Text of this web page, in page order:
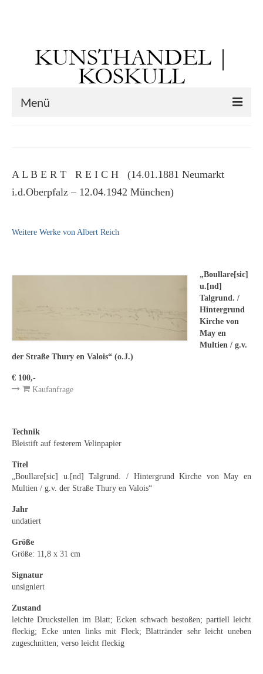
KUNSTHANDEL |
KOSKULL
Menü
Johann Georg Strobel
Ludwig Martin Wilberg
Weitere Künstler nach 1945
Kunst 1900-1945
Wilhelm von Hillern-Flinsch
Paul Segieth
Kunst nach 1945
Helmut Diekmann
A L B E R T R E I C H (14.01.1881 Neumarkt
i.d.Oberpfalz – 12.04.1942 München)
Weitere Werke von Albert Reich
„Boullare[sic]
u.[nd]
Talgrund. /
Hintergrund
Kirche von
May en
Multien / g.v.
der Straße Thury en Valois“ (o.J.)
€ 100,-
Kaufanfrage
Technik
Bleistift auf festerem Velinpapier
Titel
„Boullare[sic] u.[nd] Talgrund. / Hintergrund Kirche von May en
Multien / g.v. der Straße Thury en Valois“
Jahr
undatiert
Größe
Größe: 11,8 x 31 cm
Signatur
unsigniert
Zustand
leichte Druckstellen im Blatt; Ecken schwach bestoßen; partiell leicht
fleckig; Ecke unten links mit Fleck; Blattränder sehr leicht uneben
zugeschnitten; verso leicht fleckig